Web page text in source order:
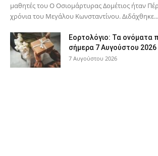
μαθητές του Ο Oσιομάρτυρας Δομέτιος ήταν
χρόνια του Μεγάλου Κωνσταντίνου. Διδάχθηκε...
Εορτολόγιο: Τα ονόματα
σήμερα 7 Αυγούστου 2026
7 Αυγούστου 2026